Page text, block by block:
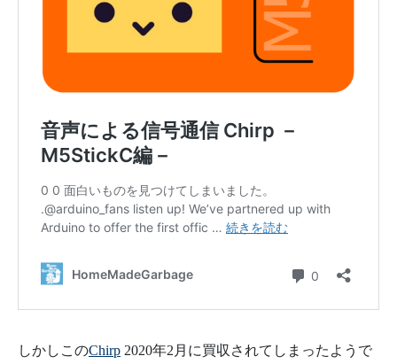
しかしこのChirp 2020年2月に買収されてしまったようで